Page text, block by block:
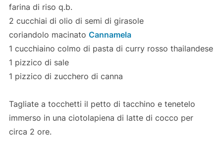
farina di riso q.b.
2 cucchiai di olio di semi di girasole
coriandolo macinato Cannamela
1 cucchiaino colmo di pasta di curry rosso thailandese
1 pizzico di sale
1 pizzico di zucchero di canna
Tagliate a tocchetti il petto di tacchino e tenetelo
immerso in una ciotolapiena di latte di cocco per
circa 2 ore.